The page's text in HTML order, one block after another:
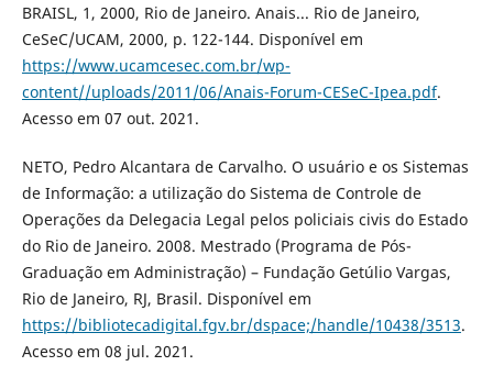
BRAISL, 1, 2000, Rio de Janeiro. Anais... Rio de Janeiro,
CeSeC/UCAM, 2000, p. 122-144. Disponível em
https://www.ucamcesec.com.br/wp-
content//uploads/2011/06/Anais-Forum-CESeC-Ipea.pdf.
Acesso em 07 out. 2021.
NETO, Pedro Alcantara de Carvalho. O usuário e os Sistemas
de Informação: a utilização do Sistema de Controle de
Operações da Delegacia Legal pelos policiais civis do Estado
do Rio de Janeiro. 2008. Mestrado (Programa de Pós-
Graduação em Administração) – Fundação Getúlio Vargas,
Rio de Janeiro, RJ, Brasil. Disponível em
https://bibliotecadigital.fgv.br/dspace;/handle/10438/3513.
Acesso em 08 jul. 2021.